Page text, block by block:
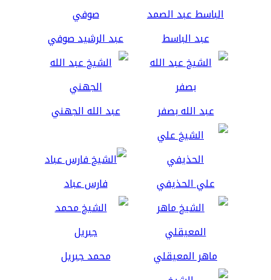
عبد الباسط عبد الرشيد صوفي
عبد الله بصفر عبد الله الجهني
علي الحذيفي فارس عباد
ماهر المعيقلي محمد جبريل